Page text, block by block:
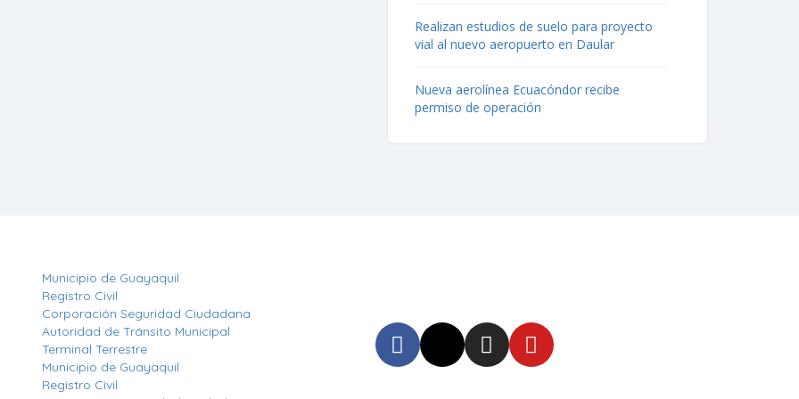
Realizan estudios de suelo para proyecto
vial al nuevo aeropuerto en Daular
Nueva aerolínea Ecuacóndor recibe
permiso de operación
Municipio de Guayaquil
Registro Civil
Corporación Seguridad Ciudadana
Autoridad de Tránsito Municipal
Terminal Terrestre
Municipio de Guayaquil
Registro Civil